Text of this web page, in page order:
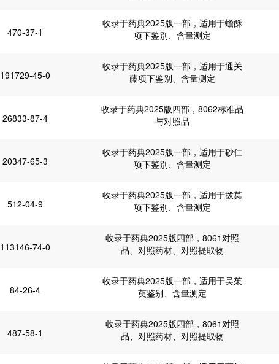
470-37-1
收录于药典2025版一部，适用于蟾酥
项下鉴别、含量测定
191729-45-0
收录于药典2025版一部，适用于通关
藤项下鉴别、含量测定
26833-87-4
收录于药典2025版四部，8062标准品
与对照品
20347-65-3
收录于药典2025版一部，适用于砂仁
项下鉴别、含量测定
512-04-9
收录于药典2025版一部，适用于拨莫
项下鉴别、含量测定
113146-74-0
收录于药典2025版四部，8061对照
品、对照药材、对照提取物
84-26-4
收录于药典2025版一部，适用于吴茱
萸鉴别、含量测定
487-58-1
收录于药典2025版四部，8061对照
品、对照药材、对照提取物